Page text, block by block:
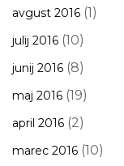
avgust 2016 (1)
julij 2016 (10)
junij 2016 (8)
maj 2016 (19)
april 2016 (2)
marec 2016 (10)